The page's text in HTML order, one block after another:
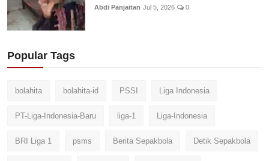
Abdi Panjaitan Jul 5, 2026 0
Popular Tags
bolahita bolahita-id PSSI Liga Indonesia
PT-Liga-Indonesia-Baru liga-1 Liga-Indonesia
BRI Liga 1 psms Berita Sepakbola Detik Sepakbola